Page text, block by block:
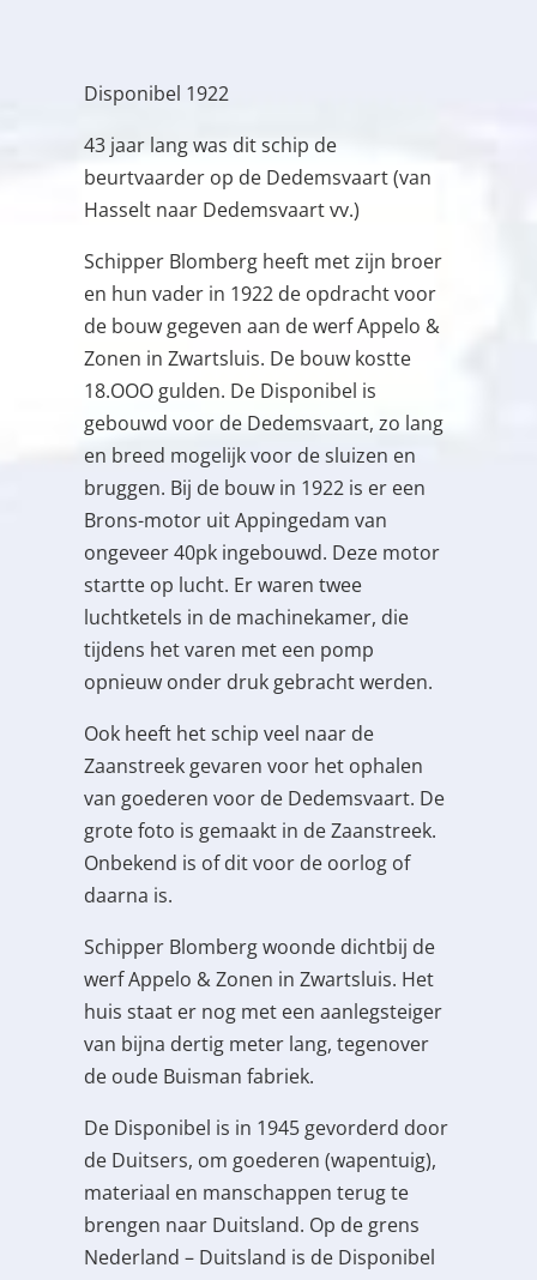
Disponibel 1922
43 jaar lang was dit schip de
beurtvaarder op de Dedemsvaart (van
Hasselt naar Dedemsvaart vv.)
Schipper Blomberg heeft met zijn broer
en hun vader in 1922 de opdracht voor
de bouw gegeven aan de werf Appelo &
Zonen in Zwartsluis. De bouw kostte
18.OOO gulden. De Disponibel is
gebouwd voor de Dedemsvaart, zo lang
en breed mogelijk voor de sluizen en
bruggen. Bij de bouw in 1922 is er een
Brons-motor uit Appingedam van
ongeveer 40pk ingebouwd. Deze motor
startte op lucht. Er waren twee
luchtketels in de machinekamer, die
tijdens het varen met een pomp
opnieuw onder druk gebracht werden.
Ook heeft het schip veel naar de
Zaanstreek gevaren voor het ophalen
van goederen voor de Dedemsvaart. De
grote foto is gemaakt in de Zaanstreek.
Onbekend is of dit voor de oorlog of
daarna is.
Schipper Blomberg woonde dichtbij de
werf Appelo & Zonen in Zwartsluis. Het
huis staat er nog met een aanlegsteiger
van bijna dertig meter lang, tegenover
de oude Buisman fabriek.
De Disponibel is in 1945 gevorderd door
de Duitsers, om goederen (wapentuig),
materiaal en manschappen terug te
brengen naar Duitsland. Op de grens
Nederland – Duitsland is de Disponibel